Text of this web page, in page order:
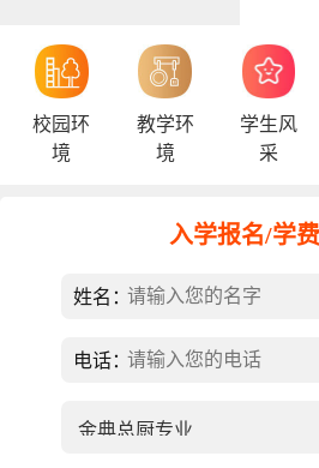
校园环
境
教学环
境
学生风
采
入学报名/学
姓名：
电话：